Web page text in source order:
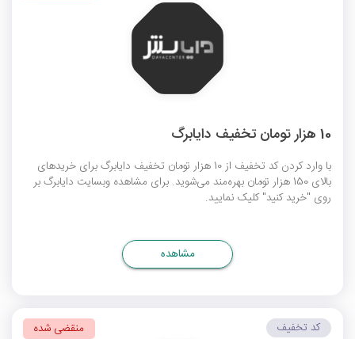
10 هزار تومان تخفیف دایابرگ
با وارد کردن کد تخفیف از 10 هزار تومان تخفیف دایابرگ برای خریدهای
بالای 150 هزار تومان بهره‌مند می‌شوید. برای مشاهده وبسایت دایابرگ بر
روی "خرید کنید" کلیک نمایید.
مشاهده
کد تخفیف منقضی شده